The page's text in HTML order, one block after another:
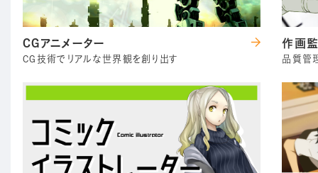
CGアニメーター
CG技術でリアルな世界観を創り出す
作画
品質管